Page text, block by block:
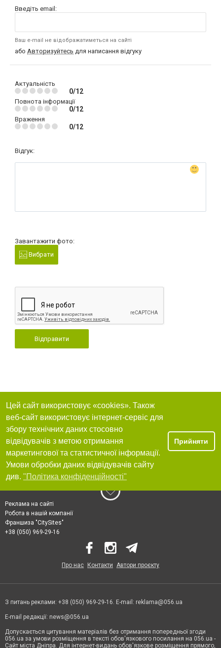
Введіть email:
Ваш e-mail не відображатиметься на сайті
або Авторизуйтесь для написання відгуку
Актуальність
0/12
Повнота інформації
0/12
Враження
0/12
Відгук:
Завантажити фото:
Вибрати
Відправити
Цей сайт використовує «cookies». Також
веб-сайт використовує інтернет-сервіс для
збору технічних даних стосовно
відвідувачів з метою отримання
маркетингової та статистичної інформації.
Умови обробки даних відвідувачів сайту
див. "Політика конфіденційності"
Прийняти
Реклама на сайті
Робота в нашій компанії
Франшиза "CitySites"
+38 (050) 969-29-16
Про нас Контакти Автори проєкту
З питань реклами: +38 (050) 969-29-16. E-mail: reklama@056.ua
E-mail редакції: news@056.ua
Допускається цитування матеріалів без отримання попередньої згоди
056.ua за умови розміщення в тексті обов'язкового посилання на 056.ua -
Сайт міста Дніпра. Для інтернет-видань обов'язкове розміщення прямого,